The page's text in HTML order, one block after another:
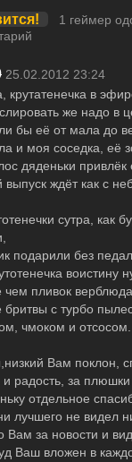
1 геймер
25.02.2012 23:24
крутатенечка в
же надо в
бы её от мала до
и моя соседка, её
дяденьки привлёк
ждёт как с
сутра, как
подарили без
воистину
чем пливок верблюда,
бритвы с турбо
чмоком и отсосом.
Вам поклон,
радость, за плюшки
отдельное
лучшего не видел
Вам за новости и
Ваш вложен в